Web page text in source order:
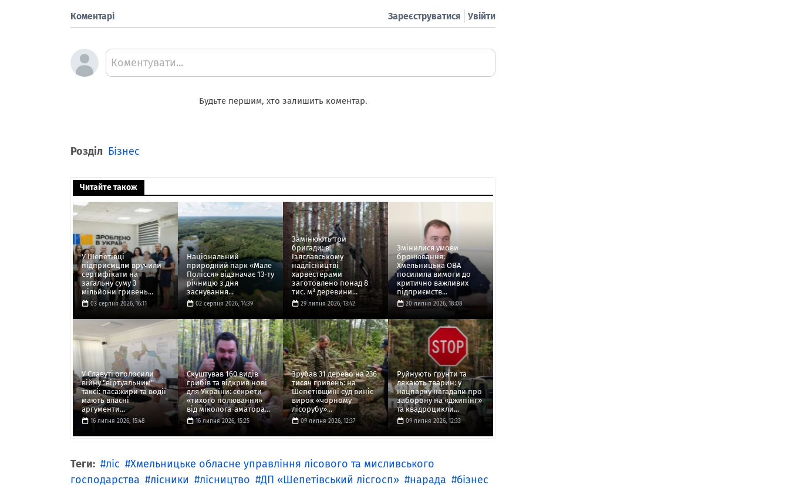
Коментарі Увійти
Зареєструватися
Коментувати...
Будьте першим, хто залишить коментар.
Розділ Бізнес
Читайте також
У Шепетівці
підприємцям вручили
сертифікати на
загальну суму 3
мільйони гривень...
03 серпня 2026, 16:11
Національний
природний парк «Мале
Полісся» відзначає 13-ту
річницю з дня
заснування...
02 серпня 2026, 14:39
Замінюють три
бригади: в
Ізяславському
надлісництві
харвестерами
заготовлено понад 8
тис. м³ деревини...
29 липня 2026, 13:42
Змінилися умови
бронювання:
Хмельницька ОВА
посилила вимоги до
критично важливих
підприємств...
20 липня 2026, 18:08
У Славуті оголосили
війну "віртуальним"
таксі: пасажири та водії
мають власні
аргументи...
16 липня 2026, 15:48
Скуштував 160 видів
грибів та відкрив нові
для України: секрети
«тихого полювання»
від міколога-аматора...
16 липня 2026, 15:25
Зрубав 31 дерево на 236
тисяч гривень: на
Шепетівщині суд виніс
вирок «чорному
лісорубу»...
09 липня 2026, 12:37
Руйнують ґрунти та
лякають тварин: у
нацпарку нагадали про
заборону на «джипінг»
та квадроцикли...
09 липня 2026, 12:33
Теги: ліс
Хмельницьке обласне управління лісового та мисливського
господарства
лісники лісництво ДП «Шепетівський лісгосп» нарада бізнес